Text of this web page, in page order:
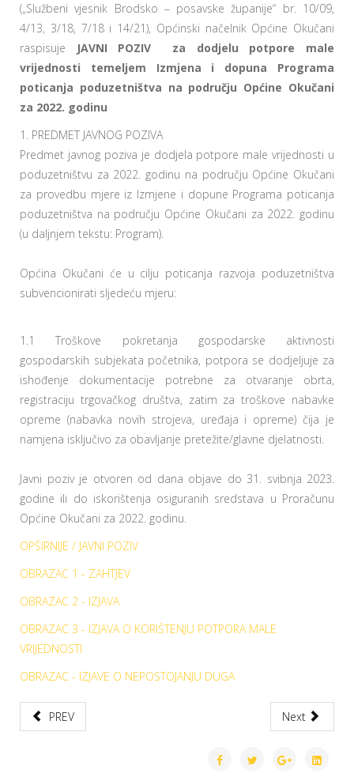
(„Službeni vjesnik Brodsko – posavske županije“ br. 10/09,
4/13, 3/18, 7/18 i 14/21), Općinski načelnik Općine Okučani
raspisuje
JAVNI POZIV za dodjelu potpore male
vrijednosti temeljem Izmjena i dopuna Programa
poticanja poduzetništva na području Općine Okučani
za 2022. godinu
1. PREDMET JAVNOG POZIVA
Predmet javnog poziva je dodjela potpore male vrijednosti u
poduzetništvu za 2022. godinu na području Općine Okučani
za provedbu mjere iz Izmjene i dopune Programa poticanja
poduzetništva na području Općine Okučani za 2022. godinu
(u daljnjem tekstu: Program).
Općina Okučani će u cilju poticanja razvoja poduzetništva
subvencionirati sljedeću mjeru:
1.1 Troškove pokretanja gospodarske aktivnosti
gospodarskih subjekata početnika, potpora se dodjeljuje za
ishođenje dokumentacije potrebne za otvaranje obrta,
registraciju trgovačkog društva, zatim za troškove nabavke
opreme (nabavka novih strojeva, uređaja i opreme) čija je
namjena isključivo za obavljanje pretežite/glavne djelatnosti.
Javni poziv je otvoren od dana objave do 31. svibnja 2023.
godine ili do iskorištenja osiguranih sredstava u Proračunu
Općine Okučani za 2022. godinu.
OPŠIRNIJE / JAVNI POZIV
OBRAZAC 1 - ZAHTJEV
OBRAZAC 2 - IZJAVA
OBRAZAC 3 - IZJAVA O KORIŠTENJU POTPORA MALE
VRIJEDNOSTI
OBRAZAC - IZJAVE O NEPOSTOJANJU DUGA
PREV Next